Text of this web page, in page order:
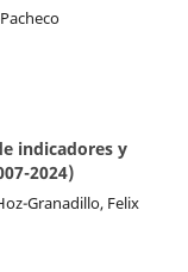
indicadores y
2024)
Granadillo, Felix